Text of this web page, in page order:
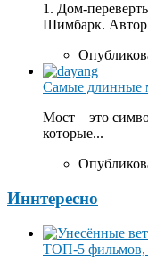
1. Дом-
Шимбарк.
Самые длинные
Мост – это
которые...
Иннтересно
ТОП-5 фильмов,